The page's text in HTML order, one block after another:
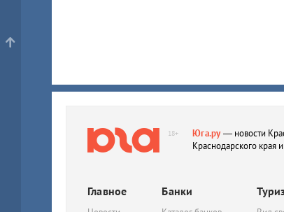
18+ Юга.ру— новости
Краснодарского края
Главное Банки